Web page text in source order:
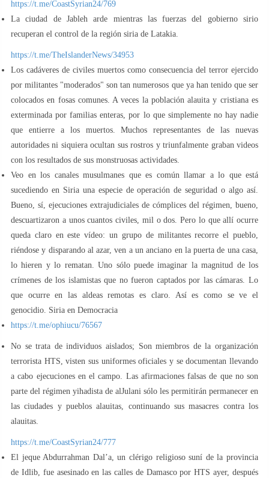
https://t.me/CoastSyrian24/769
La ciudad de Jableh arde mientras las fuerzas del gobierno sirio
recuperan el control de la región siria de Latakia.
https://t.me/TheIslanderNews/34953
Los cadáveres de civiles muertos como consecuencia del terror ejercido
por militantes "moderados" son tan numerosos que ya han tenido que ser
colocados en fosas comunes. A veces la población alauita y cristiana es
exterminada por familias enteras, por lo que simplemente no hay nadie
que entierre a los muertos. Muchos representantes de las nuevas
autoridades ni siquiera ocultan sus rostros y triunfalmente graban videos
con los resultados de sus monstruosas actividades.
Veo en los canales musulmanes que es común llamar a lo que está
sucediendo en Siria una especie de operación de seguridad o algo así.
Bueno, sí, ejecuciones extrajudiciales de cómplices del régimen, bueno,
descuartizaron a unos cuantos civiles, mil o dos. Pero lo que allí ocurre
queda claro en este vídeo: un grupo de militantes recorre el pueblo,
riéndose y disparando al azar, ven a un anciano en la puerta de una casa,
lo hieren y lo rematan. Uno sólo puede imaginar la magnitud de los
crímenes de los islamistas que no fueron captados por las cámaras. Lo
que ocurre en las aldeas remotas es claro. Así es como se ve el
genocidio. Siria en Democracia
https://t.me/ophiucu/76567
No se trata de individuos aislados; Son miembros de la organización
terrorista HTS, visten sus uniformes oficiales y se documentan llevando
a cabo ejecuciones en el campo. Las afirmaciones falsas de que no son
parte del régimen yihadista de alJulani sólo les permitirán permanecer en
las ciudades y pueblos alauitas, continuando sus masacres contra los
alauitas.
https://t.me/CoastSyrian24/777
El jeque Abdurrahman Dal’a, un clérigo religioso suní de la provincia
de Idlib, fue asesinado en las calles de Damasco por HTS ayer, después